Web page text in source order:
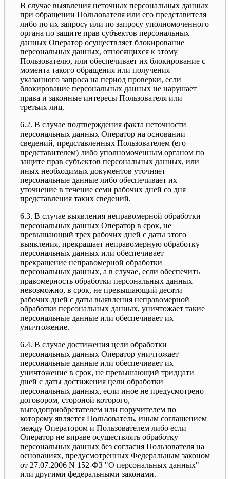
В случае выявления неточных персональных данных
при обращении Пользователя или его представителя
либо по их запросу или по запросу уполномоченного
органа по защите прав субъектов персональных
данных Оператор осуществляет блокирование
персональных данных, относящихся к этому
Пользователю, или обеспечивает их блокирование с
момента такого обращения или получения
указанного запроса на период проверки, если
блокирование персональных данных не нарушает
права и законные интересы Пользователя или
третьих лиц.
6.2. В случае подтверждения факта неточности
персональных данных Оператор на основании
сведений, представленных Пользователем (его
представителем) либо уполномоченным органом по
защите прав субъектов персональных данных, или
иных необходимых документов уточняет
персональные данные либо обеспечивает их
уточнение в течение семи рабочих дней со дня
представления таких сведений.
6.3. В случае выявления неправомерной обработки
персональных данных Оператор в срок, не
превышающий трех рабочих дней с даты этого
выявления, прекращает неправомерную обработку
персональных данных или обеспечивает
прекращение неправомерной обработки
персональных данных, а в случае, если обеспечить
правомерность обработки персональных данных
невозможно, в срок, не превышающий десяти
рабочих дней с даты выявления неправомерной
обработки персональных данных, уничтожает такие
персональные данные или обеспечивает их
уничтожение.
6.4. В случае достижения цели обработки
персональных данных Оператор уничтожает
персональные данные или обеспечивает их
уничтожение в срок, не превышающий тридцати
дней с даты достижения цели обработки
персональных данных, если иное не предусмотрено
договором, стороной которого,
выгодоприобретателем или поручителем по
которому является Пользователь, иным соглашением
между Оператором и Пользователем либо если
Оператор не вправе осуществлять обработку
персональных данных без согласия Пользователя на
основаниях, предусмотренных Федеральным законом
от 27.07.2006 N 152-ФЗ "О персональных данных"
или другими федеральными законами.